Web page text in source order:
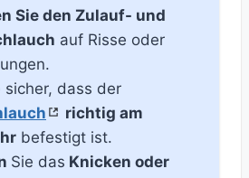
Sie den Zulauf- und
auf Risse oder
sicher, dass der
richtig am
befestigt ist.
Sie das Knicken oder